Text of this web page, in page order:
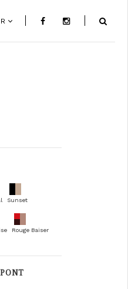
Sunset
Rouge Baiser
PONT